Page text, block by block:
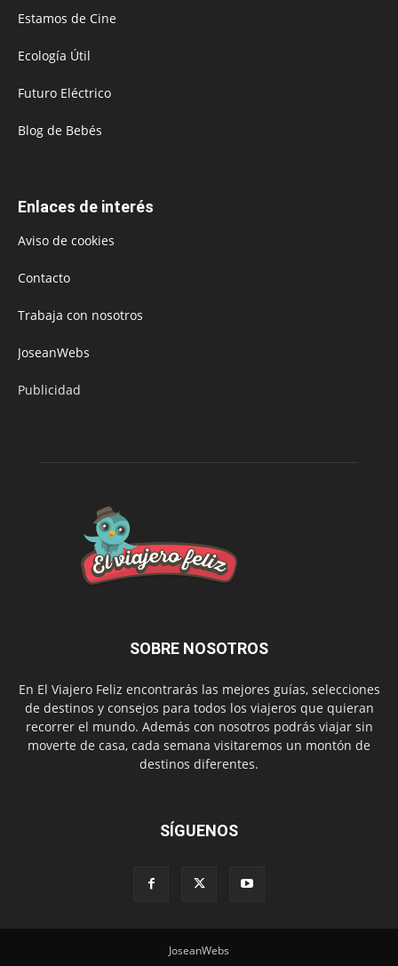
Estamos de Cine
Ecología Útil
Futuro Eléctrico
Blog de Bebés
Enlaces de interés
Aviso de cookies
Contacto
Trabaja con nosotros
JoseanWebs
Publicidad
SOBRE NOSOTROS
En El Viajero Feliz encontrarás las mejores guías, selecciones
de destinos y consejos para todos los viajeros que quieran
recorrer el mundo. Además con nosotros podrás viajar sin
moverte de casa, cada semana visitaremos un montón de
destinos diferentes.
SÍGUENOS
JoseanWebs